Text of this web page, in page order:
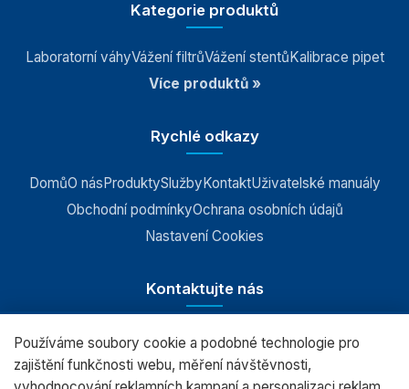
Kategorie produktů
Laboratorní váhyVážení filtrůVážení stentůKalibrace pipet
Více produktů »
Rychlé odkazy
DomůO násProduktySlužbyKontaktUživatelské manuály
Obchodní podmínkyOchrana osobních údajů
Nastavení Cookies
Kontaktujte nás
RADWAG CZ s.r.o., Šumperk
Používáme soubory cookie a podobné technologie pro
zajištění funkčnosti webu, měření návštěvnosti,